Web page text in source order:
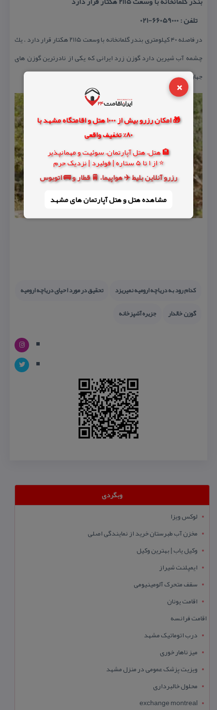
×
🎁 امکان رزرو بیش از 1000 هتل و اقامتگاه مشهد با
80% تخفیف واقعی
🏨 هتل، هتل آپارتمان، سوئیت و مهمانپذیر
⭐ از 1 تا 5 ستاره | فولبرد | نزدیک حرم
رزرو آنلاین بلیط ✈️ هواپیما، 🚆 قطار و 🚌 اتوبوس
مشاهده هتل و هتل‌ آپارتمان های مشهد
تلفن : 66059000-021
در فاصله ۴۰ كیلومتری بندر گلمانخانه با وسعت ۲۱۱۵ هكتار قرار دارد . یك
چشمه آب شیرین دارد گوزن زرد ایرانی كه یكی از نادرترین گوزن های
جهان است در آن زندگی می كند .
كدام رود به دریاچه ارومیه نمیریزد
تحقیق در مورد احیای دریاچه ارومیه
گوزن خالدار
جزیره آشپزخانه
وبگردی
لوکس ویزا
مخزن آب طبرستان خرید از نمایندگی اصلی
وکیل یاب | بهترین وکیل
ایمپلنت شیراز
سقف متحرک آلومینیومی
اقامت یونان
اقامت فرانسه
درب اتوماتیک مشهد
میز ناهار خوری
ویزیت پزشک عمومی در منزل مشهد
محلول خالبرداری
exchange montreal